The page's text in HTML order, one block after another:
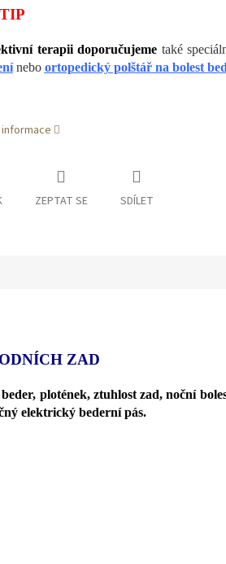
terapii doporučujeme také
nebo ortopedický polštář na bolest
ZEPTAT SE SDÍLET
ZAD
plotének, ztuhlost zad, noční
elektrický bederní pás.